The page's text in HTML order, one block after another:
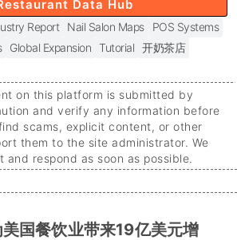
Data Hub
Report Nail Salon Maps
POS Systems
Global Expansion Tutorial 开奶茶店
on this platform is submitted by
and verify any information before
scams, explicit content, or other
them to the site administrator. We
respond as soon as possible.
国餐饮业带来19亿美元增